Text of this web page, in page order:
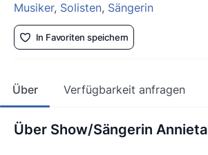
Musiker, Solisten, Sängerin
In Favoriten speichern
Über Verfügbarkeit anfragen
Über Show/Sängerin Annieta